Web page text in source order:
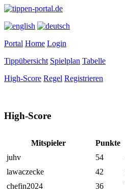
Portal Home Login
Tippübersicht Spielplan Tabelle
High-Score Regel Registrieren
High-Score
Mitspieler Punkte
juhv
54
lawaczecke
42
chefin2024
36